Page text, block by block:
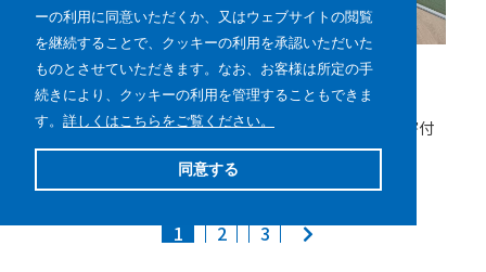
ーの利用に同意いただくか、又はウェブサイトの閲覧
を継続することで、クッキーの利用を承認いただいた
ものとさせていただきます。なお、お客様は所定の手
続きにより、クッキーの利用を管理することもできま
す。 詳しくはこちらをご覧ください。
同意する
サステナビリティ
その他
2024年09月19日
当社海外現地法人のTHAI ESCORP LTD.が古着の制服を寄付
しました
1 2 3